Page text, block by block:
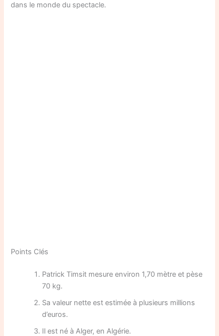
dans le monde du spectacle.
Points Clés
Patrick Timsit mesure environ 1,70 mètre et pèse
70 kg.
Sa valeur nette est estimée à plusieurs millions
d’euros.
Il est né à Alger, en Algérie.